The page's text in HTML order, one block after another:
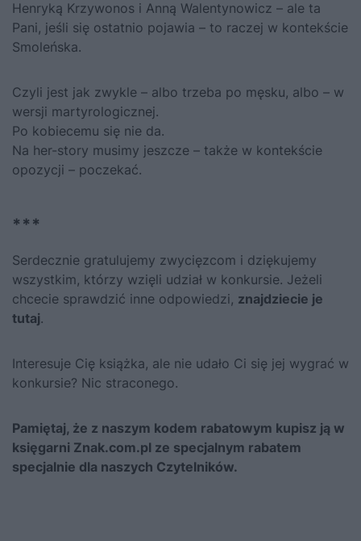
Henryką Krzywonos i Anną Walentynowicz – ale ta
Pani, jeśli się ostatnio pojawia – to raczej w kontekście
Smoleńska.
Czyli jest jak zwykle – albo trzeba po męsku, albo – w
wersji martyrologicznej.
Po kobiecemu się nie da.
Na her-story musimy jeszcze – także w kontekście
opozycji – poczekać.
***
Serdecznie gratulujemy zwycięzcom i dziękujemy
wszystkim, którzy wzięli udział w konkursie. Jeżeli
chcecie sprawdzić inne odpowiedzi, znajdziecie je
tutaj.
Interesuje Cię książka, ale nie udało Ci się jej wygrać w
konkursie? Nic straconego.
Pamiętaj, że z naszym kodem rabatowym kupisz ją w
księgarni Znak.com.pl ze specjalnym rabatem
specjalnie dla naszych Czytelników.